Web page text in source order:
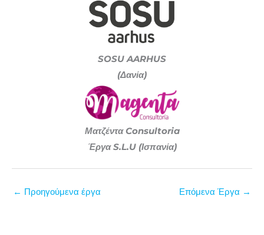
SOSU AARHUS
(Δανία)
Ματζέντα Consultoria
Έργα S.L.U (Ισπανία)
← Προηγούμενα έργα Επόμενα Έργα →